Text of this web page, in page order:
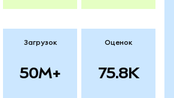
Загрузок
50M+
Оценок
75.8K